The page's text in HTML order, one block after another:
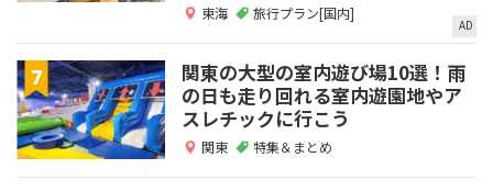
東海 旅行プラン[国内]
AD
関東の大型の室内遊び場10選！雨
の日も走り回れる室内遊園地やア
スレチックに行こう
関東 特集＆まとめ